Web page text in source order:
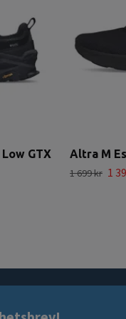
GTX
Altra M
1 699 kr 1